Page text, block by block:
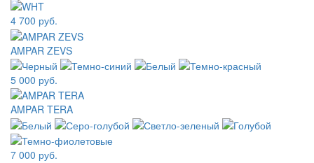
4 700 руб.
AMPAR ZEVS
5 000 руб.
AMPAR TERA
7 000 руб.